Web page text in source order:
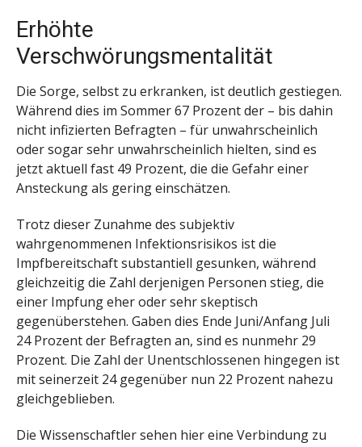
Erhöhte
Verschwörungsmentalität
Die Sorge, selbst zu erkranken, ist deutlich gestiegen.
Während dies im Sommer 67 Prozent der – bis dahin
nicht infizierten Befragten – für unwahrscheinlich
oder sogar sehr unwahrscheinlich hielten, sind es
jetzt aktuell fast 49 Prozent, die die Gefahr einer
Ansteckung als gering einschätzen.
Trotz dieser Zunahme des subjektiv
wahrgenommenen Infektionsrisikos ist die
Impfbereitschaft substantiell gesunken, während
gleichzeitig die Zahl derjenigen Personen stieg, die
einer Impfung eher oder sehr skeptisch
gegenüberstehen. Gaben dies Ende Juni/Anfang Juli
24 Prozent der Befragten an, sind es nunmehr 29
Prozent. Die Zahl der Unentschlossenen hingegen ist
mit seinerzeit 24 gegenüber nun 22 Prozent nahezu
gleichgeblieben.
Die Wissenschaftler sehen hier eine Verbindung zu